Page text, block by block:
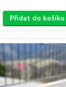
Přidat do košíku